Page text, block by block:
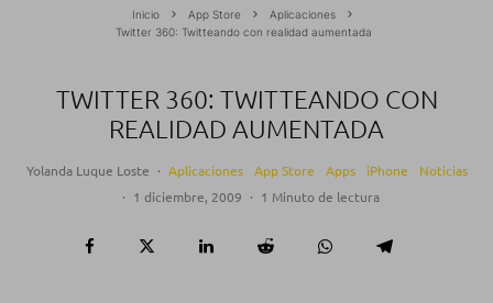
Inicio App Store
Aplicaciones
Twitter 360: Twitteando con realidad aumentada
TWITTER 360: TWITTEANDO CON
REALIDAD AUMENTADA
Yolanda Luque Loste · Aplicaciones App Store Apps iPhone
Noticias
· 1 diciembre, 2009 · 1 Minuto de lectura